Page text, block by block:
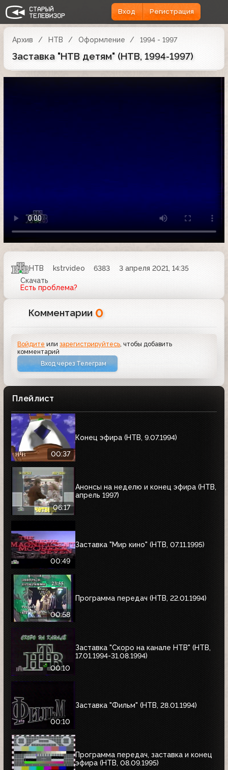
Вход Регистрация
Архив НТВ Оформление 1994 - 1997
Заставка "НТВ детям" (НТВ, 1994-1997)
НТВ kstrvideo 6383
3 апреля 2021, 14:35
Скачать
Есть проблема?
Комментарии 0
Войдите илизарегистрируйтесь, чтобы добавить
комментарий
Вход через Телеграм
Плейлист
00:37
Конец эфира (HTB, 9.07.1994)
06:17
Анонсы на неделю и конец эфира (НТВ,
апрель 1997)
00:49
Заставка "Мир кино" (НТВ, 07.11.1995)
00:58
Программа передач (НТВ, 22.01.1994)
00:10
Заставка "Скоро на канале НТВ" (НТВ,
17.01.1994-31.08.1994)
00:10
Заставка "Фильм" (НТВ, 28.01.1994)
Программа передач, заставка и конец
эфира (НТВ, 08.09.1995)